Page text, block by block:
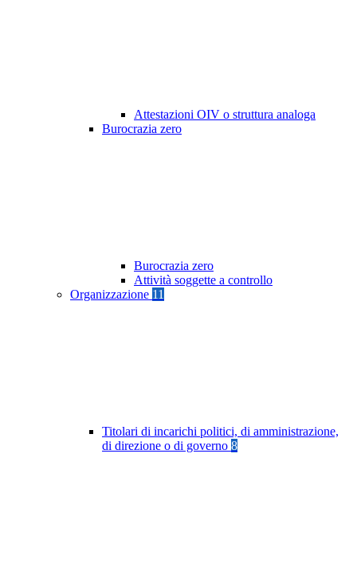
Attestazioni OIV o struttura analoga
Burocrazia zero
Burocrazia zero
Attività soggette a controllo
Organizzazione 11
Titolari di incarichi politici, di amministrazione,
di direzione o di governo 8